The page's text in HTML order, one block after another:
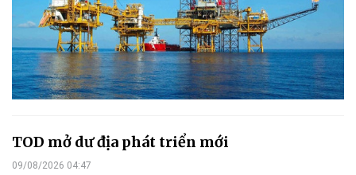
TOD mở dư địa phát triển mới
09/08/2026 04:47